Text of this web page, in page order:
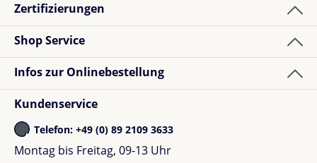
Zertifizierungen
Shop Service
Infos zur Onlinebestellung
Kundenservice
Telefon: +49 (0) 89 2109 3633
Montag bis Freitag, 09-13 Uhr